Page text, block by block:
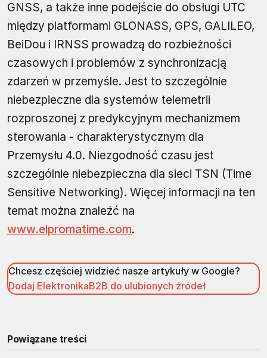
GNSS, a także inne podejście do obsługi UTC
między platformami GLONASS, GPS, GALILEO,
BeiDou i IRNSS prowadzą do rozbieżności
czasowych i problemów z synchronizacją
zdarzeń w przemyśle. Jest to szczególnie
niebezpieczne dla systemów telemetrii
rozproszonej z predykcyjnym mechanizmem
sterowania - charakterystycznym dla
Przemysłu 4.0. Niezgodność czasu jest
szczególnie niebezpieczna dla sieci TSN (Time
Sensitive Networking). Więcej informacji na ten
temat można znaleźć na
www.elpromatime.com.
Chcesz częściej widzieć nasze artykuły w Google?
Dodaj ElektronikaB2B do ulubionych źródeł
Powiązane treści